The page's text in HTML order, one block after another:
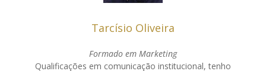
Tarcísio Oliveira
Formado em Marketing
Qualificações em comunicação institucional, tenho